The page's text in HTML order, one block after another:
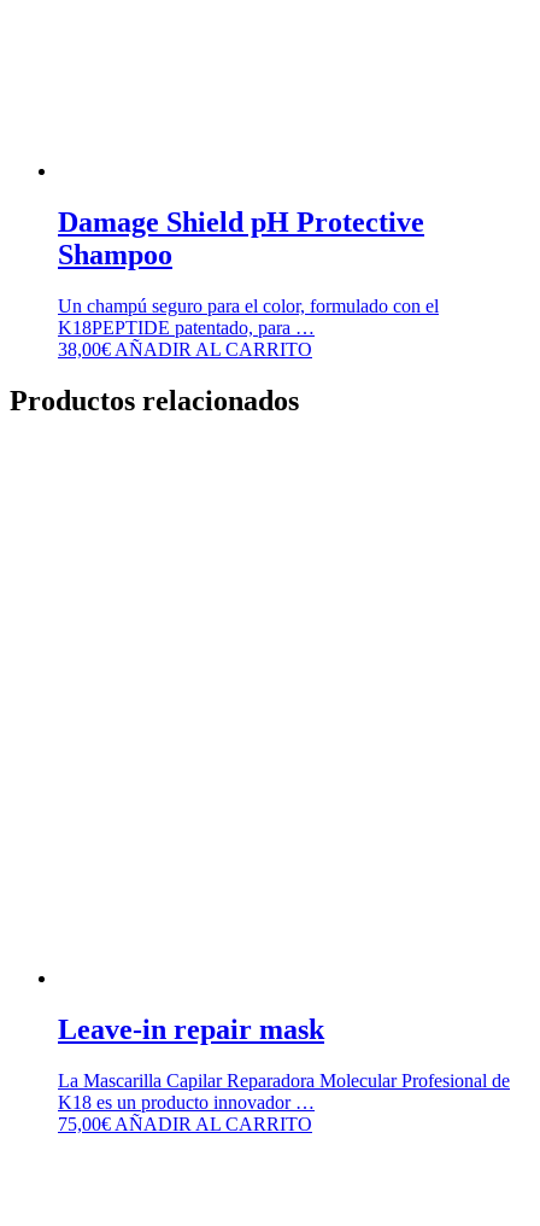
Damage Shield pH Protective
Shampoo
Un champú seguro para el color, formulado con el
K18PEPTIDE patentado, para …
38,00€ AÑADIR AL CARRITO
Productos relacionados
Leave-in repair mask
La Mascarilla Capilar Reparadora Molecular Profesional de
K18 es un producto innovador …
75,00€ AÑADIR AL CARRITO